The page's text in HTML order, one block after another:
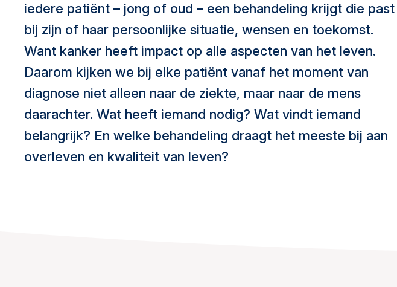
iedere patiënt – jong of oud – een behandeling krijgt die past
bij zijn of haar persoonlijke situatie, wensen en toekomst.
Want kanker heeft impact op alle aspecten van het leven.
Daarom kijken we bij elke patiënt vanaf het moment van
diagnose niet alleen naar de ziekte, maar naar de mens
daarachter. Wat heeft iemand nodig? Wat vindt iemand
belangrijk? En welke behandeling draagt het meeste bij aan
overleven en kwaliteit van leven?